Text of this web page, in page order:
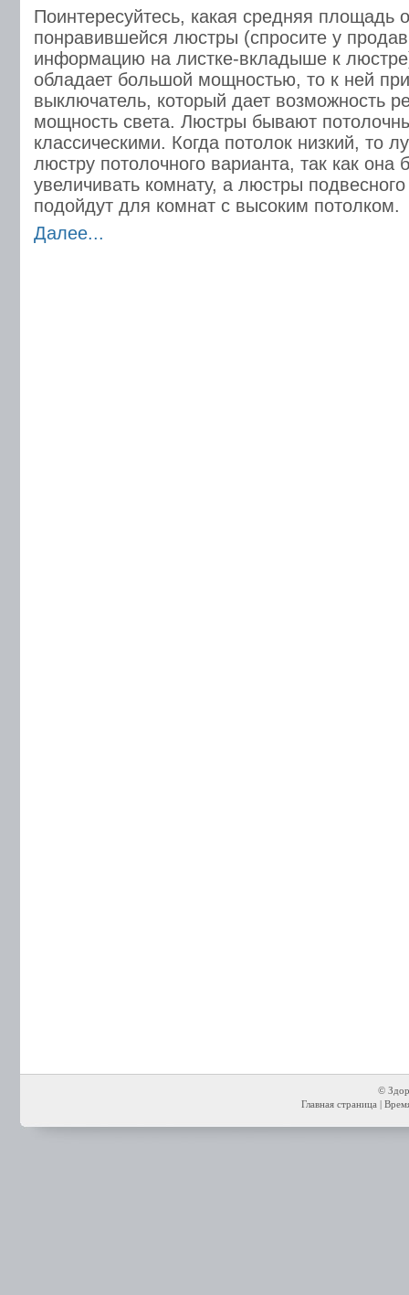
Поинтересуйтесь, какая средняя площадь
понравившейся люстры (спросите у
информацию на листке-вкладыше к
обладает большой мощностью, то к ней
выключатель, который дает возможность
мощность света. Люстры бывают
классическими. Когда потолок низкий, то
люстру потолочного варианта, так как она
увеличивать комнату, а люстры подвесного
подойдут для комнат с высоким потолком.
Далее...
©
Главная страница|